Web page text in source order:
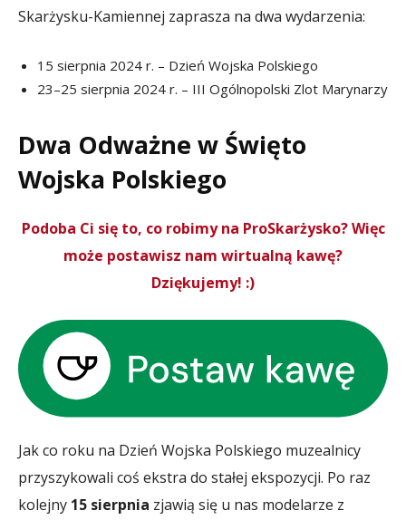
Skarżysku-Kamiennej zaprasza na dwa wydarzenia:
15 sierpnia 2024 r. – Dzień Wojska Polskiego
23–25 sierpnia 2024 r. – III Ogólnopolski Zlot Marynarzy
Dwa Odważne w Święto
Wojska Polskiego
Podoba Ci się to, co robimy na ProSkarżysko? Więc
może postawisz nam wirtualną kawę?
Dziękujemy! :)
Jak co roku na Dzień Wojska Polskiego muzealnicy
przyszykowali coś ekstra do stałej ekspozycji. Po raz
kolejny 15 sierpnia zjawią się u nas modelarze z